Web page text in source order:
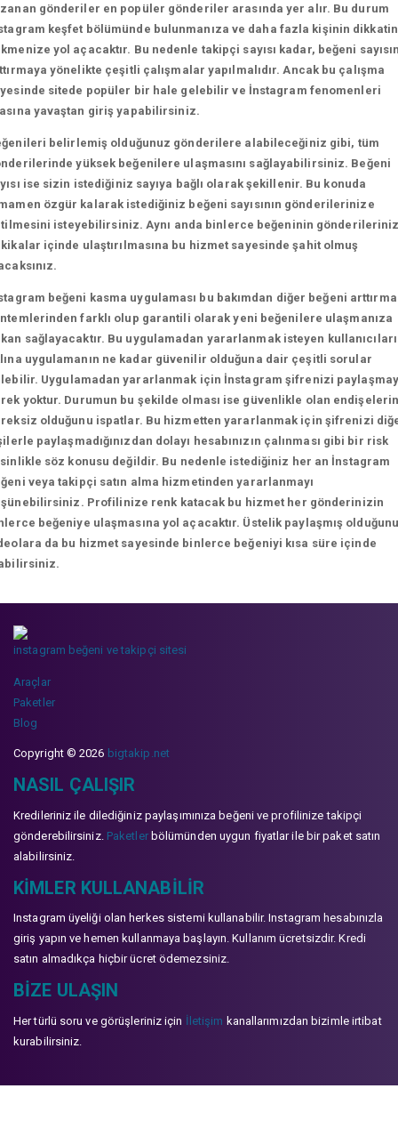
gönderiler en popüler gönderiler arasında yer alır. Bu durum
keşfet bölümünde bulunmanıza ve daha fazla kişinin
yol açacaktır. Bu nedenle takipçi sayısı kadar, beğeni
yönelikte çeşitli çalışmalar yapılmalıdır. Ancak bu çalışma
sitede popüler bir hale gelebilir ve İnstagram fenomenleri
yavaştan giriş yapabilirsiniz.
belirlemiş olduğunuz gönderilere alabileceğiniz gibi, tüm
yüksek beğenilere ulaşmasını sağlayabilirsiniz. Beğeni
ise sizin istediğiniz sayıya bağlı olarak şekillenir. Bu konuda
özgür kalarak istediğiniz beğeni sayısının gönderilerinize
isteyebilirsiniz. Aynı anda binlerce beğeninin
içinde ulaştırılmasına bu hizmet sayesinde şahit olmuş
beğeni kasma uygulaması bu bakımdan diğer beğeni arttırma
farklı olup garantili olarak yeni beğenilere ulaşmanıza
sağlayacaktır. Bu uygulamadan yararlanmak isteyen
uygulamanın ne kadar güvenilir olduğuna dair çeşitli sorular
Uygulamadan yararlanmak için İnstagram şifrenizi
yoktur. Durumun bu şekilde olması ise güvenlikle olan
olduğunu ispatlar. Bu hizmetten yararlanmak için şifrenizi
paylaşmadığınızdan dolayı hesabınızın çalınması gibi bir risk
söz konusu değildir. Bu nedenle istediğiniz her an İnstagram
veya takipçi satın alma hizmetinden yararlanmayı
Profilinize renk katacak bu hizmet her gönderinizin
beğeniye ulaşmasına yol açacaktır. Üstelik paylaşmış
da bu hizmet sayesinde binlerce beğeniyi kısa süre içinde
instagram beğeni ve takipçi sitesi
Araçlar
Paketler
Blog
Copyright © 2026 bigtakip.net
NASIL ÇALIŞIR
Kredileriniz ile dilediğiniz paylaşımınıza beğeni ve profilinize takipçi
gönderebilirsiniz. Paketlerbölümünden uygun fiyatlar ile bir paket satın
alabilirsiniz.
KIMLER KULLANABILIR
Instagram üyeliği olan herkes sistemi kullanabilir. Instagram hesabınızla
giriş yapın ve hemen kullanmaya başlayın. Kullanım ücretsizdir. Kredi
satın almadıkça hiçbir ücret ödemezsiniz.
BIZE ULAŞIN
Her türlü soru ve görüşleriniz için İletişim kanallarımızdan bizimle irtibat
kurabilirsiniz.